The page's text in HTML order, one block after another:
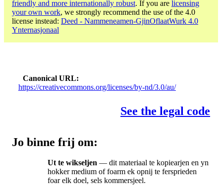
friendly and more internationally robust. If you are licensing
your own work, we strongly recommend the use of the 4.0
license instead: Deed - Nammeneamen-GjinOflaatWurk 4.0
Ynternasjonaal
Canonical URL
https://creativecommons.org/licenses/by-nd/3.0/au/
See the legal code
Jo binne frij om:
Ut te wikseljen — dit materiaal te kopiearjen en yn
hokker medium of foarm ek opnij te fersprieden
foar elk doel, sels kommersjeel.